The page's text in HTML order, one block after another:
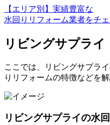
【エリア別】実績豊富な
水回りリフォーム業者をチ
リビングサプライ
ここでは、リビングサプラ
りリフォームの特徴などを解
リビングサプライの水